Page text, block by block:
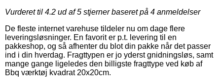
Vurderet til 4.2 ud af 5 stjerner baseret på 4 anmeldelser
De fleste internet varehuse tildeler nu om dage flere
leveringsløsninger. En favorit er p.t. levering til en
pakkeshop, og så afhenter du blot din pakke når det passer
ind i din hverdag. Fragttypen er jo yderst gnidningsløs, samt
mange gange ligeledes den billigste fragttype ved køb af
Bbq værktøj kvadrat 20x20cm.